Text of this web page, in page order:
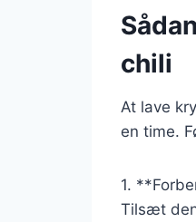
chili
At lave
en time.
1.
Tilsæt